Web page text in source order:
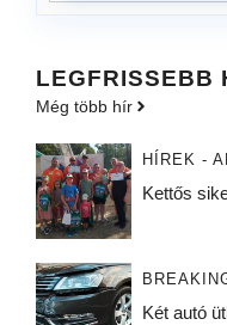
LEGFRISSEBB
Még több hír
HÍREK -
Kettős
Két autó